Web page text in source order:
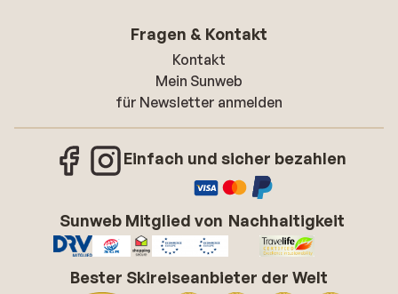
Fragen & Kontakt
Kontakt
Mein Sunweb
für Newsletter anmelden
Einfach und sicher bezahlen
Sunweb Mitglied von Nachhaltigkeit
Bester Skireiseanbieter der Welt